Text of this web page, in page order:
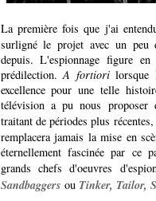
La première fois que j'ai
surligné le projet avec un peu
depuis. L'espionnage figure
prédilection.A fortiorilorsque
excellence pour une telle
télévision a pu nous proposer
traitant de périodes plus récentes,
remplacera jamais la mise en
éternellement fascinée par ce
grands chefs d'oeuvres
Sandbaggers ou Tinker, Tailor,